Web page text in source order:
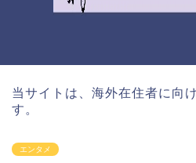
当サイトは、海外在住者に向
す。
エンタメ